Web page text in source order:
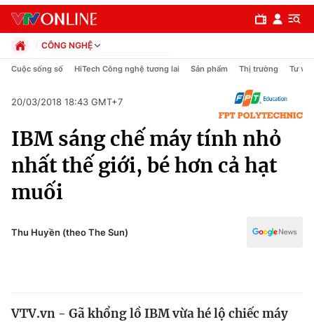
Chính trị
Xã hội
Pháp luật
Thế giới
CÔNG NGHỆ
Chính trị
Pháp luật
Thể thao
Truyền hình
Văn hóa - Giải trí
Y tế
Công nghệ
Cuộc sống số HiTech Công nghệ tương lai Sản phẩm Thị trường Tư vấn
20/03/2018 18:43 GMT+7
IBM sáng chế máy tính nhỏ
nhất thế giới, bé hơn cả hạt
muối
Thu Huyền (theo The Sun)
VTV.vn - Gã khổng lồ IBM vừa hé lộ chiếc máy